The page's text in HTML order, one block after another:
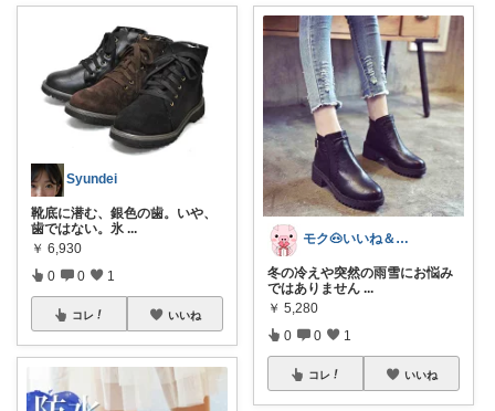
Syundei
靴底に潜む、銀色の歯。いや、
歯ではない。氷 ...
￥ 6,930
0 0 1
コレ いいね
モク🐽いいね＆フォローに感謝💕
冬の冷えや突然の雨雪にお悩み
ではありません ...
￥ 5,280
0 0 1
コレ いいね